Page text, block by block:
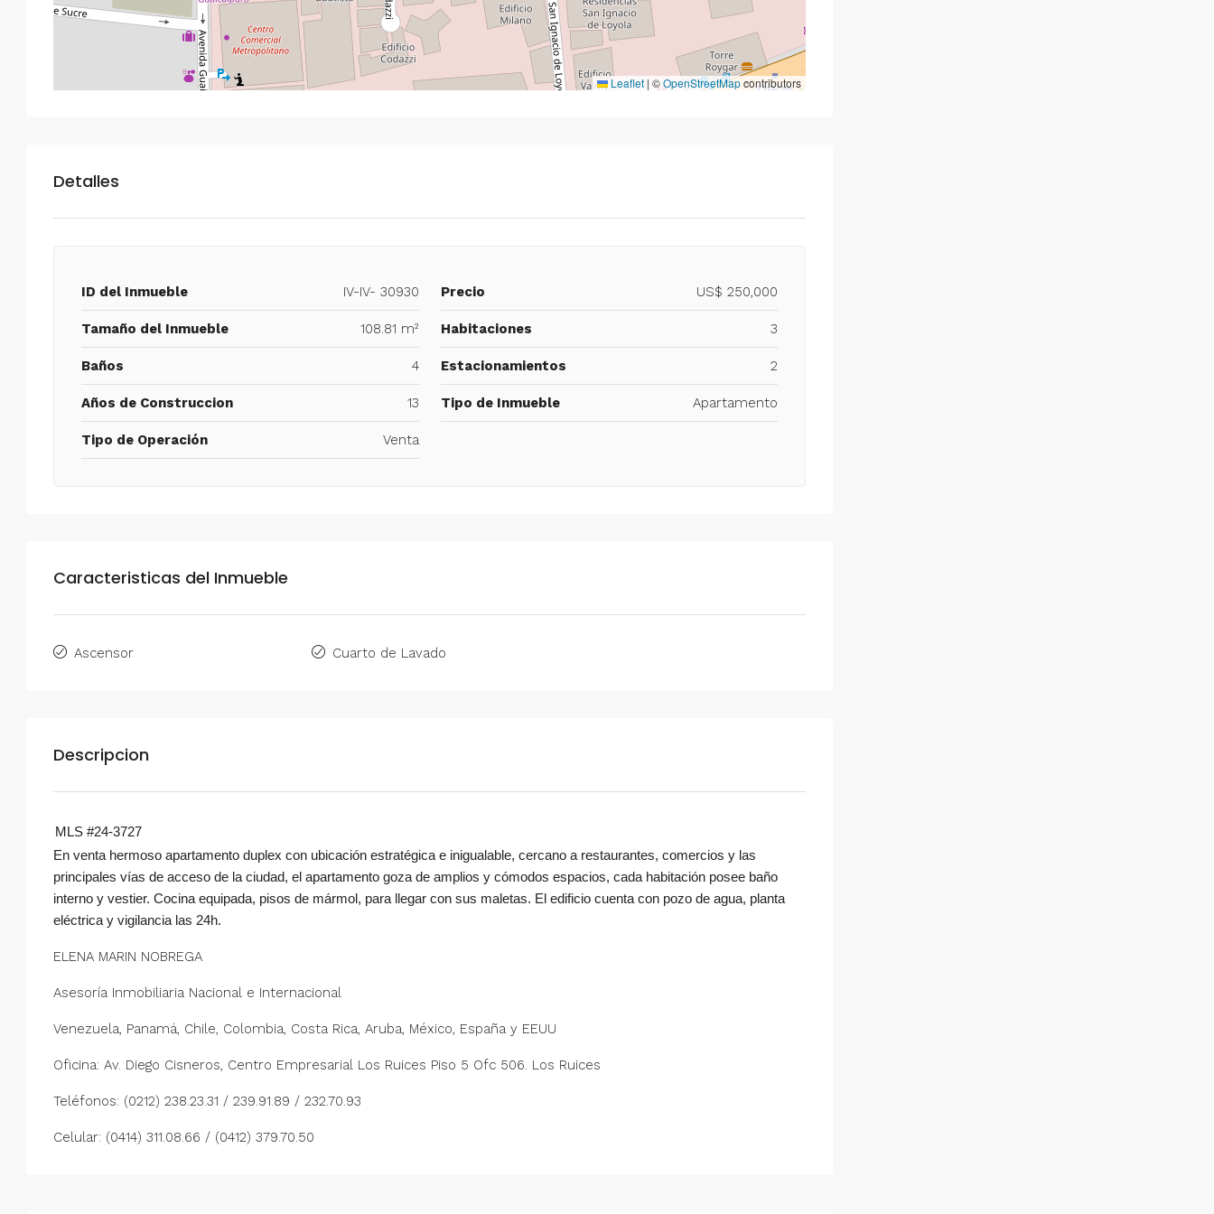
Leaflet | ©OpenStreetMapcontributors
Detalles
ID del Inmueble IV-IV- 30930 Precio US$ 250,000
Tamaño del Inmueble 108.81 m² Habitaciones 3
Baños 4 Estacionamientos 2
Años de Construccion 13 Tipo de Inmueble Apartamento
Tipo de Operación Venta
Caracteristicas del Inmueble
Ascensor Cuarto de Lavado
Descripcion
MLS #24-3727
En venta hermoso apartamento duplex con ubicación estratégica e inigualable, cercano a restaurantes, comercios y las
principales vías de acceso de la ciudad, el apartamento goza de amplios y cómodos espacios, cada habitación posee baño
interno y vestier. Cocina equipada, pisos de mármol, para llegar con sus maletas. El edificio cuenta con pozo de agua, planta
eléctrica y vigilancia las 24h.
ELENA MARIN NOBREGA
Asesoría Inmobiliaria Nacional e Internacional
Venezuela, Panamá, Chile, Colombia, Costa Rica, Aruba, México, España y EEUU
Oficina: Av. Diego Cisneros, Centro Empresarial Los Ruices Piso 5 Ofc 506. Los Ruices
Teléfonos: (0212) 238.23.31 / 239.91.89 / 232.70.93
Celular: (0414) 311.08.66 / (0412) 379.70.50